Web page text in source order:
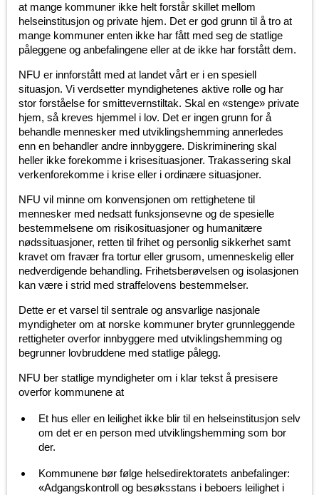
at mange kommuner ikke helt forstår skillet mellom
helseinstitusjon og private hjem. Det er god grunn til å tro at
mange kommuner enten ikke har fått med seg de statlige
påleggene og anbefalingene eller at de ikke har forstått dem.
NFU er innforstått med at landet vårt er i en spesiell
situasjon. Vi verdsetter myndighetenes aktive rolle og har
stor forståelse for smittevernstiltak. Skal en «stenge» private
hjem, så kreves hjemmel i lov. Det er ingen grunn for å
behandle mennesker med utviklingshemming annerledes
enn en behandler andre innbyggere. Diskriminering skal
heller ikke forekomme i krisesituasjoner. Trakassering skal
verkenforekomme i krise eller i ordinære situasjoner.
NFU vil minne om konvensjonen om rettighetene til
mennesker med nedsatt funksjonsevne og de spesielle
bestemmelsene om risikosituasjoner og humanitære
nødssituasjoner, retten til frihet og personlig sikkerhet samt
kravet om fravær fra tortur eller grusom, umenneskelig eller
nedverdigende behandling. Frihetsberøvelsen og isolasjonen
kan være i strid med straffelovens bestemmelser.
Dette er et varsel til sentrale og ansvarlige nasjonale
myndigheter om at norske kommuner bryter grunnleggende
rettigheter overfor innbyggere med utviklingshemming og
begrunner lovbruddene med statlige pålegg.
NFU ber statlige myndigheter om i klar tekst å presisere
overfor kommunene at
Et hus eller en leilighet ikke blir til en helseinstitusjon selv
om det er en person med utviklingshemming som bor
der.
Kommunene bør følge helsedirektoratets anbefalinger:
«Adgangskontroll og besøksstans i beboers leilighet i